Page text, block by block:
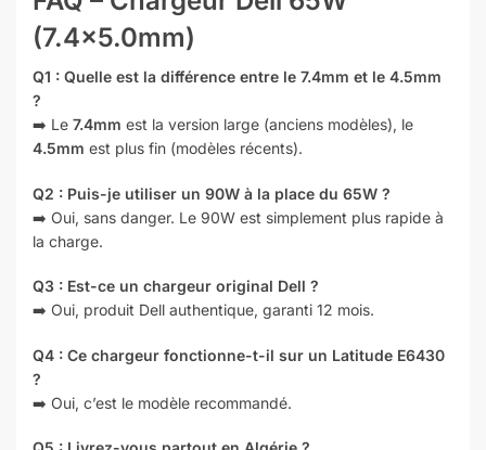
(7.4×5.0mm)
Q1 : Quelle est la différence entre le 7.4mm et le 4.5mm
?
➡️ Le 7.4mm est la version large (anciens modèles), le
4.5mm est plus fin (modèles récents).
Q2 : Puis-je utiliser un 90W à la place du 65W ?
➡️ Oui, sans danger. Le 90W est simplement plus rapide à
la charge.
Q3 : Est-ce un chargeur original Dell ?
➡️ Oui, produit Dell authentique, garanti 12 mois.
Q4 : Ce chargeur fonctionne-t-il sur un Latitude E6430
?
➡️ Oui, c’est le modèle recommandé.